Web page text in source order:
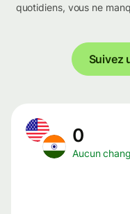
quotidiens, vous ne
Suivez
0
Aucun